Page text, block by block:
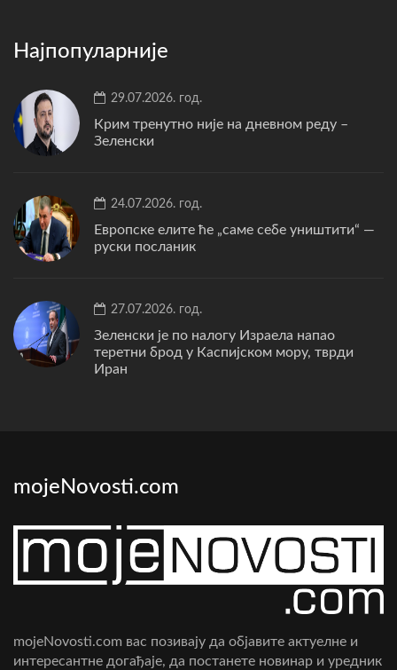
Најпопуларније
29.07.2026. год.
Крим тренутно није на дневном реду –
Зеленски
24.07.2026. год.
Европске елите ће „саме себе уништити“ —
руски посланик
27.07.2026. год.
Зеленски је по налогу Израела напао
теретни брод у Каспијском мору, тврди
Иран
mojeNovosti.com
mojeNovosti.com вас позивају да објавите актуелне и
интересантне догађаје, да постанете новинар и уредник